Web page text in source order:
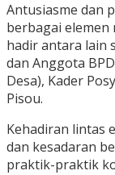
Antusiasme dan
berbagai elemen
hadir antara lain
dan Anggota
Desa), Kader
Pisou.
Kehadiran lintas
dan kesadaran
praktik-praktik